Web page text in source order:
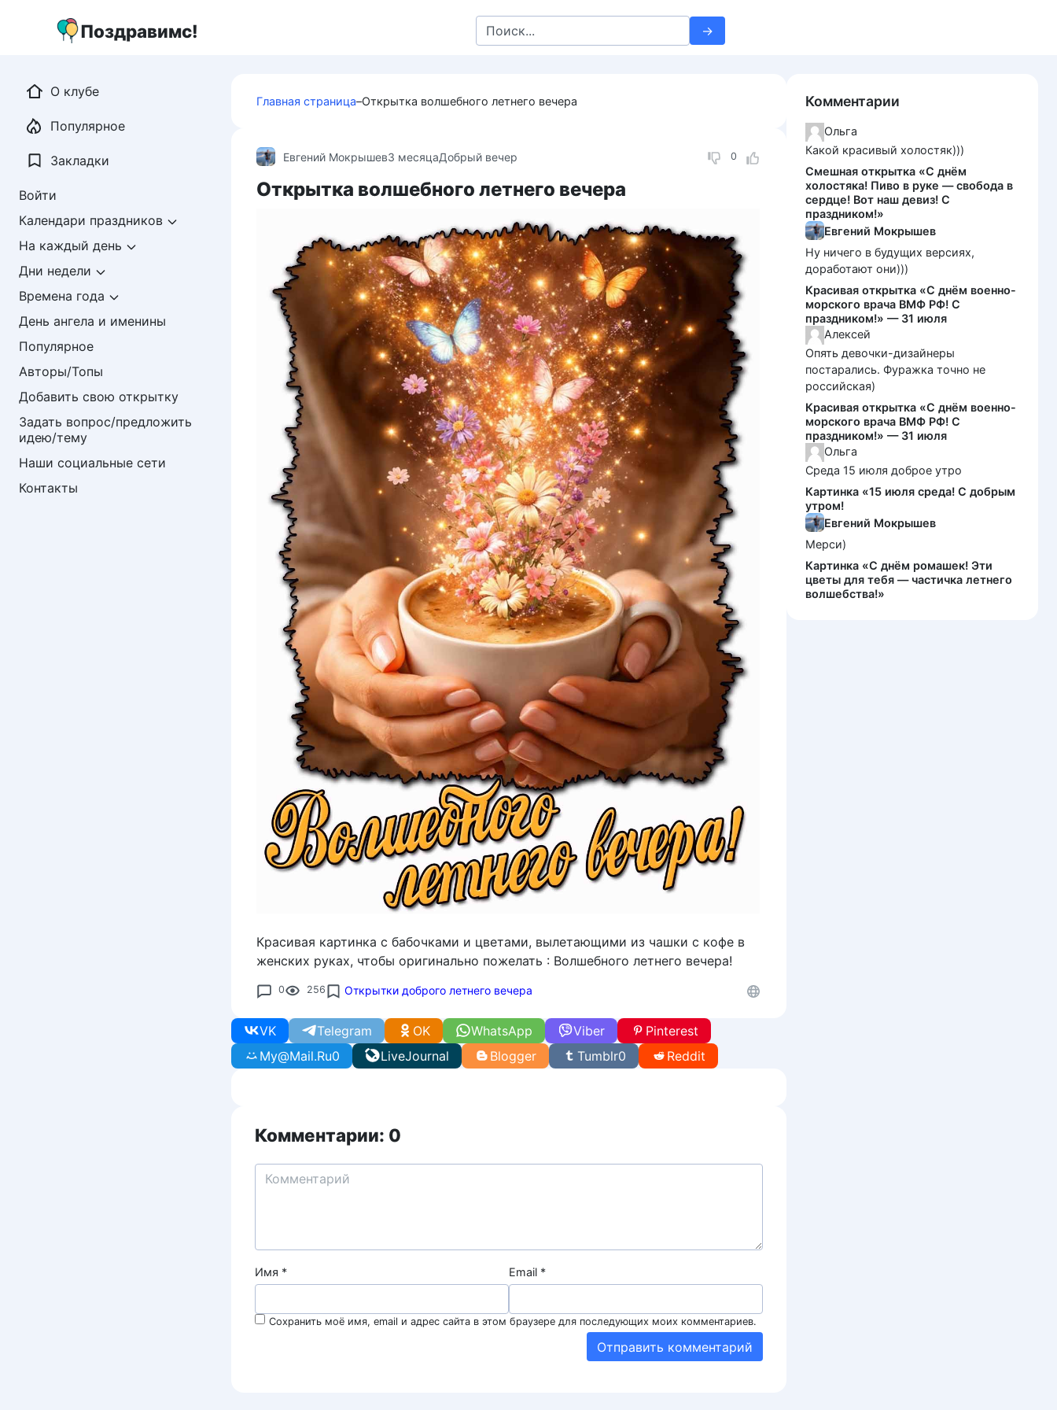
Поздравимс!
Search
for:
Главная страница–Открытка волшебного летнего вечера
0
Евгений Мокрышев3 месяцаДобрый вечер
Открытка волшебного летнего вечера
Красивая картинка с бабочками и цветами, вылетающими из чашки с кофе в
женских руках, чтобы оригинально пожелать : Волшебного летнего вечера!
0 256 Открытки доброго летнего вечера
WhatsApp
VK Telegram Viber
OK
LiveJournal
My@Mail.Ru0 Tumblr0
Pinterest
Reddit
Blogger
Комментарии: 0
Имя * Email *
Сохранить моё имя, email и адрес сайта в этом браузере для последующих моих комментариев.
О клубе
Популярное
Закладки
Войти
Календари праздников
На каждый день
Дни недели
Времена года
День ангела и именины
Популярное
Авторы/Топы
Добавить свою открытку
Задать вопрос/предложить
идею/тему
Наши социальные сети
Контакты
Комментарии
Ольга
Какой красивый холостяк)))
Смешная открытка «С днём
холостяка! Пиво в руке — свобода в
сердце! Вот наш девиз! С
праздником!»
Евгений Мокрышев
Ну ничего в будущих версиях,
доработают они)))
Красивая открытка «С днём военно-
морского врача ВМФ РФ! С
праздником!» — 31 июля
Алексей
Опять девочки-дизайнеры
постарались. Фуражка точно не
российская)
Красивая открытка «С днём военно-
морского врача ВМФ РФ! С
праздником!» — 31 июля
Ольга
Среда 15 июля доброе утро
Картинка «15 июля среда! С добрым
утром!
Евгений Мокрышев
Мерси)
Картинка «С днём ромашек! Эти
цветы для тебя — частичка летнего
волшебства!»